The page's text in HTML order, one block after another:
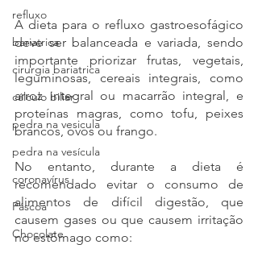
refluxo
bariatrica
cirurgia bariatrica
cálculo biliar
pedra na vesicula
pedra na vesícula
coronavírus
Páscoa
Chocolate
A dieta para o refluxo gastroesofágico
deve ser balanceada e variada, sendo
importante priorizar frutas, vegetais,
leguminosas, cereais integrais, como
arroz integral ou macarrão integral, e
proteínas magras, como tofu, peixes
brancos, ovos ou frango.
No entanto, durante a dieta é
recomendado evitar o consumo de
alimentos de difícil digestão, que
causem gases ou que causem irritação
no estômago como: